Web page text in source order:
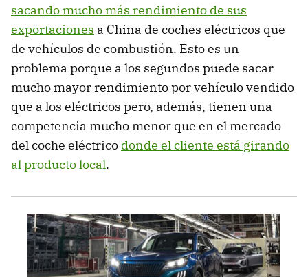
sacando mucho más rendimiento de sus
exportaciones a China de coches eléctricos que
de vehículos de combustión. Esto es un
problema porque a los segundos puede sacar
mucho mayor rendimiento por vehículo vendido
que a los eléctricos pero, además, tienen una
competencia mucho menor que en el mercado
del coche eléctrico donde el cliente está girando
al producto local.